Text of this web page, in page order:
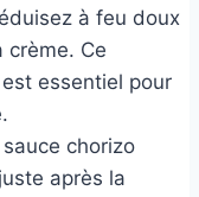
à feu doux
crème. Ce
essentiel pour
chorizo
après la